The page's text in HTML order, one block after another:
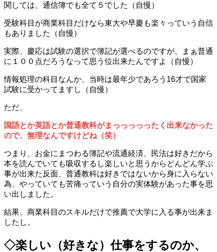
関しては、通信簿でも全て５でした（自慢）
受験科目が商業科目だけなら東大や早慶も楽々っていう自信
もありました（自慢）
実際、慶応は試験の選択で簿記が選べるのですが、まぁ普通
に１００点だろうなって思う位出来たんですよ（自慢）
情報処理の科目なんか、当時は最年少であろう16才で国家
試験に受かってますし（自慢）
ただ、
国語とか英語とか普通教科がまっっっっったく出来なかった
ので、無理なんですけどね（笑）
つまり、お金にまつわる簿記や流通経済、民法は好きだから
本を読んでいても吸収するし楽しいと思うからどんどん学ぶ
事が出来た反面、普通教科は好きではないから身に入らない
為、やっていても苦痛っていう自分の実体験があった事を思
い出しました。
結果、商業科目のスキルだけで推薦で大学に入る事が出来ま
したし。
◇楽しい（好きな）仕事をするのか、